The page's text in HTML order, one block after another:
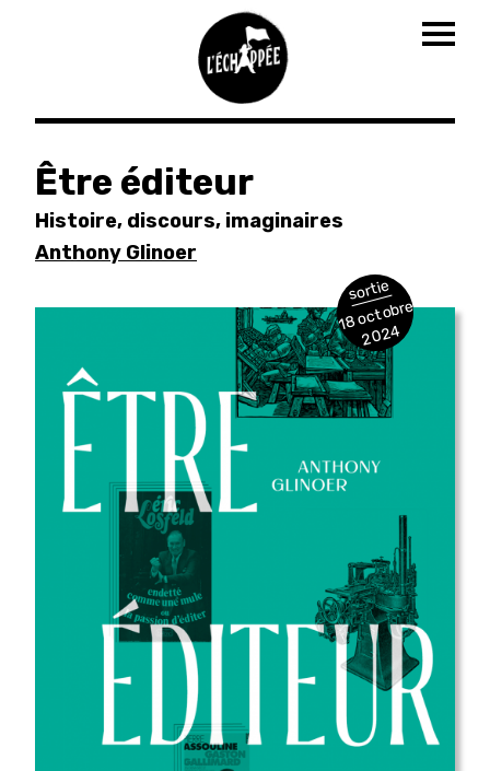
Aller
contenu
principal
Être éditeur
Histoire, discours, imaginaires
Anthony Glinoer
sortie
18 octobre
2024